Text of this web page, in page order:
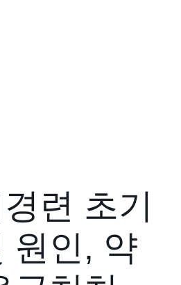
련 초기
원인, 약